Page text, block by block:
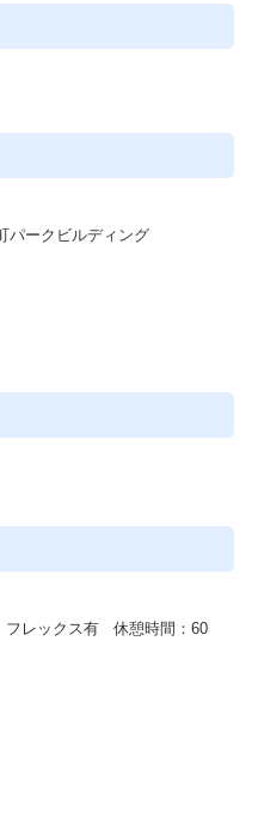
パークビルディング
フレックス有 休憩時間：60